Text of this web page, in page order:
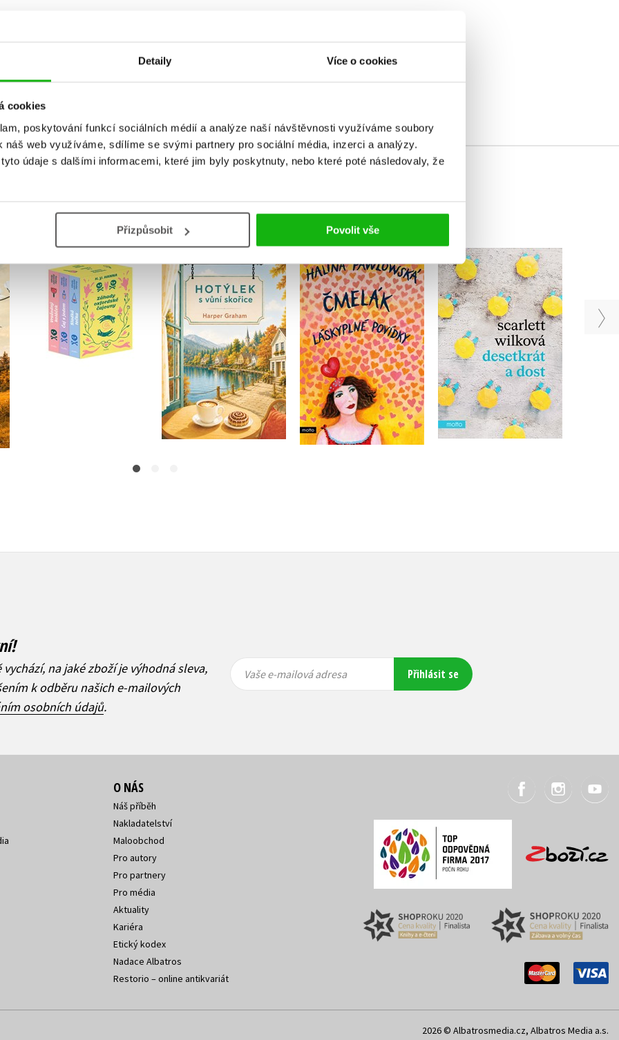
Detaily Více o cookies
cookies
poskytování funkcí sociálních médií a analýze naší návštěvnosti využíváme soubory
náš web využíváme, sdílíme se svými partnery pro sociální média, inzerci a analýzy.
údaje s dalšími informacemi, které jim byly poskytnuty, nebo které poté následovaly, že
Přizpůsobit Povolit vše
Uživatelskou recenzi mohou vkládat pouze registrovaní uživatelé
Záhady oxfordské
čajovny - BOX
H. Y. Hanna
Hotýlek s vůní skořice
Harper Graham
Do košíku
399 Kč
319 Kč
Čmelák - Láskyplné
povídky
Halina Pawlowská
Do košíku
449 Kč
359 Kč
Desetkrát a dost
Scarlett Wilková
Do košíku
399 Kč
319 Kč
na jaké zboží je výhodná sleva,
k odběru našich e-mailových
osobních údajů.
mailová
mailová
Vaše e-mailová adresa Přihlásit se
O NÁS
Náš příběh
Nakladatelství
Maloobchod
Pro autory
Pro partnery
Pro média
Aktuality
Kariéra
Etický kodex
Nadace Albatros
Restorio – online antikvariát
2026 © Albatrosmedia.cz, Albatros Media a.s.